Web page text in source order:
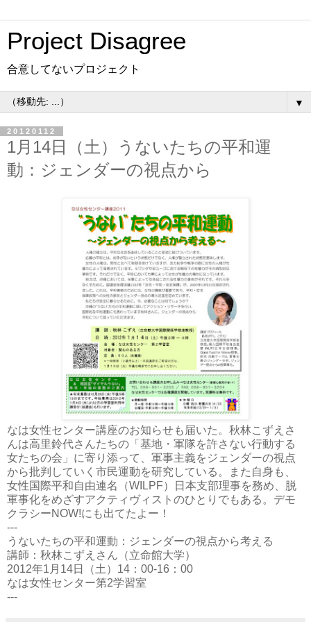
Project Disagree
合意してないプロジェクト
▼
20120112
1月14日（土）うないたちの平和運
動：ジェンダーの視点から
なは女性センター講座のお知らせも届いた。秋林こずえさ
んは高里鈴代さんたちの「基地・軍隊を許さない行動する
女たちの会」に寄り添って、軍事主義をジェンダーの視点
から批判していく市民運動を研究している。また自身も、
女性国際平和自由連名（WILPF）日本支部理事を務め、脱
軍事化をめざすアクティヴィストのひとりでもある。デモ
クラシーNOW!にも出てたよー！
---
うないたちの平和運動：ジェンダーの視点から考える
講師：秋林こずえさん（立命館大学）
2012年1月14日（土）14：00-16：00
なは女性センター第2学習室
---